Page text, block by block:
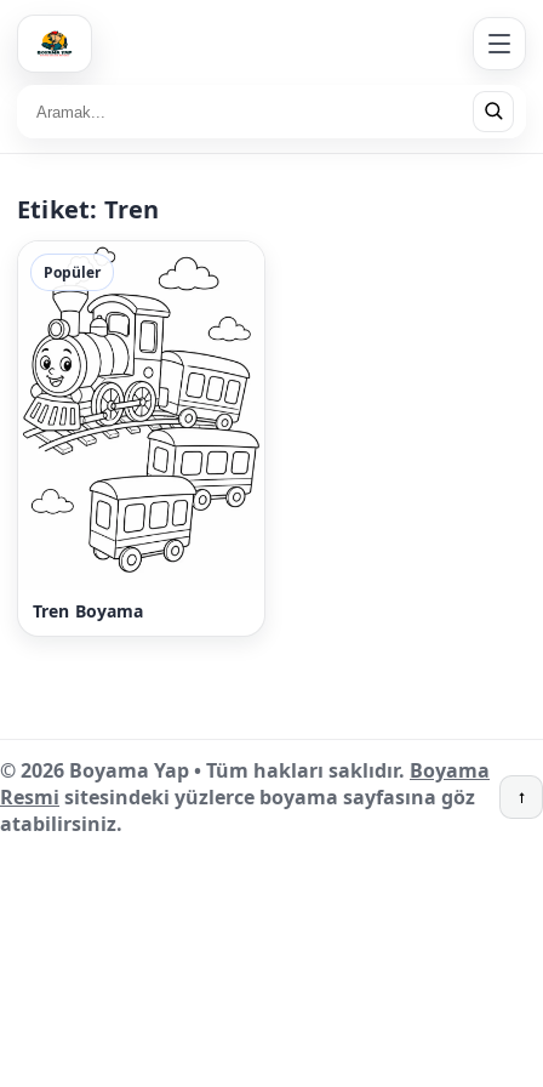
Etiket: Tren
Popüler
Tren Boyama
© 2026 Boyama Yap • Tüm hakları saklıdır. Boyama
Resmi sitesindeki yüzlerce boyama sayfasına göz
atabilirsiniz.
↑